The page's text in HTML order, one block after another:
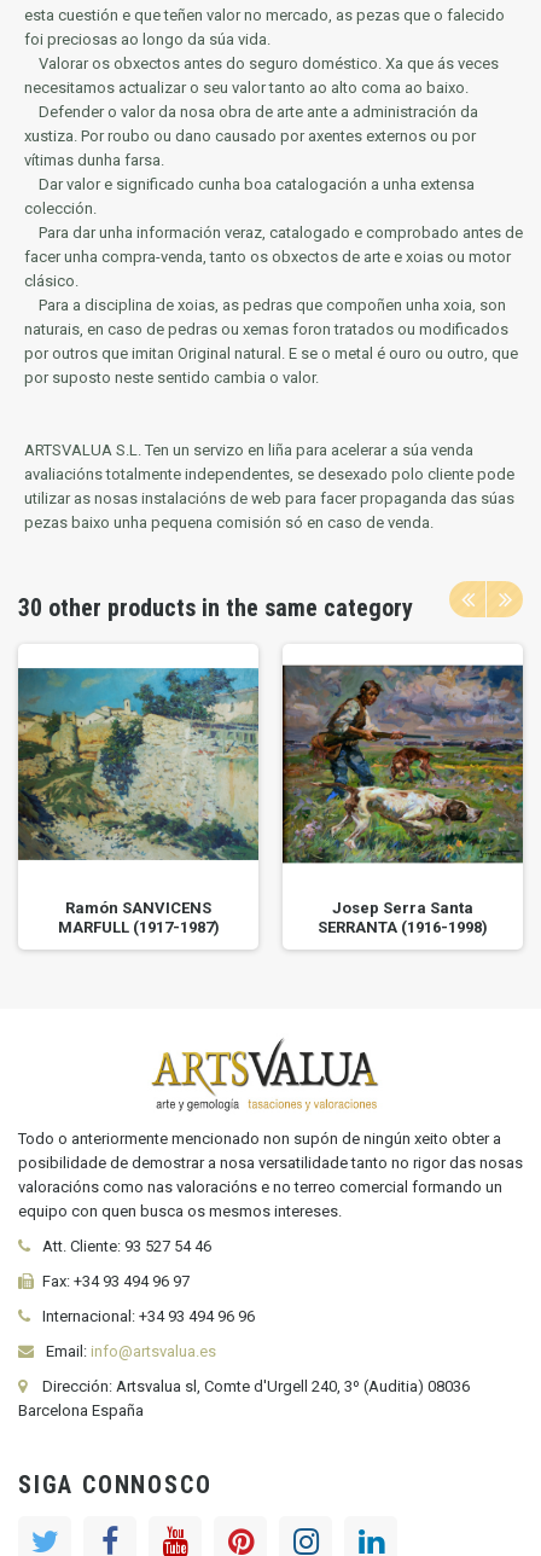
esta cuestión e que teñen valor no mercado, as pezas que o falecido
foi preciosas ao longo da súa vida.
Valorar os obxectos antes do seguro doméstico. Xa que ás veces
necesitamos actualizar o seu valor tanto ao alto coma ao baixo.
Defender o valor da nosa obra de arte ante a administración da
xustiza. Por roubo ou dano causado por axentes externos ou por
vítimas dunha farsa.
Dar valor e significado cunha boa catalogación a unha extensa
colección.
Para dar unha información veraz, catalogado e comprobado antes de
facer unha compra-venda, tanto os obxectos de arte e xoias ou motor
clásico.
Para a disciplina de xoias, as pedras que compoñen unha xoia, son
naturais, en caso de pedras ou xemas foron tratados ou modificados
por outros que imitan Original natural. E se o metal é ouro ou outro, que
por suposto neste sentido cambia o valor.
ARTSVALUA S.L. Ten un servizo en liña para acelerar a súa venda
avaliacións totalmente independentes, se desexado polo cliente pode
utilizar as nosas instalacións de web para facer propaganda das súas
pezas baixo unha pequena comisión só en caso de venda.
30 other products in the same category
Ramón SANVICENS
MARFULL (1917-1987)
Josep Serra Santa
SERRANTA (1916-1998)
Todo o anteriormente mencionado non supón de ningún xeito obter a
posibilidade de demostrar a nosa versatilidade tanto no rigor das nosas
valoracións como nas valoracións e no terreo comercial formando un
equipo con quen busca os mesmos intereses.
Att. Cliente: 93 527 54 46
Fax: +34 93 494 96 97
Internacional: +34 93 494 96 96
Email: info@artsvalua.es
Dirección: Artsvalua sl, Comte d'Urgell 240, 3º (Auditia) 08036
Barcelona España
SIGA CONNOSCO